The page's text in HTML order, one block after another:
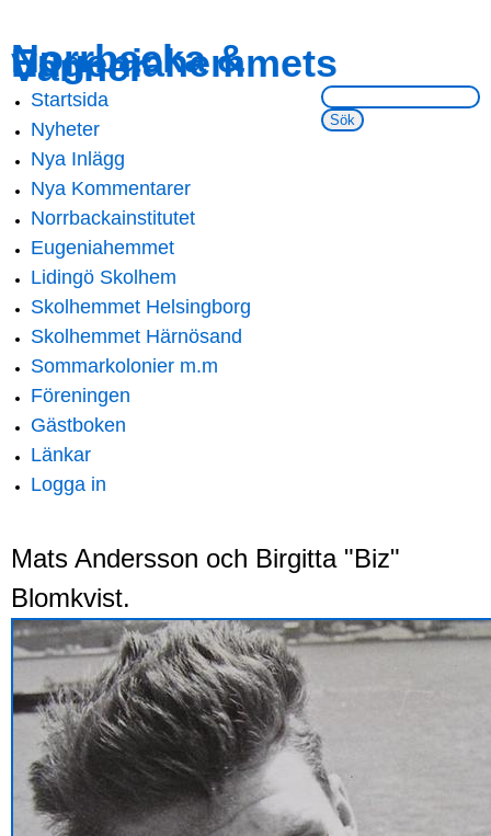
main
content
navigation
Norrbacka &
Eugeniahemmets
Vänner
Sök på webbsidan:
Main menu
Startsida
Nyheter
Nya Inlägg
Nya Kommentarer
Norrbackainstitutet
Eugeniahemmet
Lidingö Skolhem
Skolhemmet Helsingborg
Skolhemmet Härnösand
Sommarkolonier m.m
Föreningen
Gästboken
Länkar
Logga in
Mats Andersson och Birgitta "Biz"
Blomkvist.